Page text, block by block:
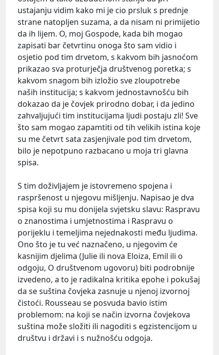
ustajanju vidim kako mi je cio prsluk s prednje
strane natopljen suzama, a da nisam ni primijetio
da ih lijem. O, moj Gospode, kada bih mogao
zapisati bar četvrtinu onoga što sam vidio i
osjetio pod tim drvetom, s kakvom bih jasnoćom
prikazao sva proturječja društvenog poretka; s
kakvom snagom bih izložio sve zloupotrebe
naših institucija; s kakvom jednostavnošću bih
dokazao da je čovjek prirodno dobar, i da jedino
zahvaljujući tim institucijama ljudi postaju zli! Sve
što sam mogao zapamtiti od tih velikih istina koje
su me četvrt sata zasjenjivale pod tim drvetom,
bilo je nepotpuno razbacano u moja tri glavna
spisa.
S tim doživljajem je istovremeno spojena i
raspršenost u njegovu mišljenju. Napisao je dva
spisa koji su mu donijela svjetsku slavu: Raspravu
o znanostima i umjetnostima i Raspravu o
porijeklu i temeljima nejednakosti među ljudima.
Ono što je tu već naznačeno, u njegovim će
kasnijim djelima (Julie ili nova Eloiza, Emil ili o
odgoju, O društvenom ugovoru) biti podrobnije
izvedeno, a to je radikalna kritika epohe i pokušaj
da se suština čovjeka zasnuje u njenoj izvornoj
čistoći. Rousseau se posvuda bavio istim
problemom: na koji se način izvorna čovjekova
suština može složiti ili nagoditi s egzistencijom u
društvu i državi i s nužnošću odgoja.